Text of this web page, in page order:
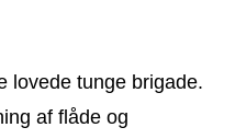
lovede tunge brigade.
af flåde og